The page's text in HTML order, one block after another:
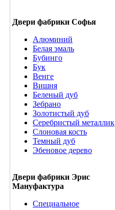
Двери фабрики Софья
Алюминий
Белая эмаль
Бубинго
Бук
Венге
Вишня
Беленый дуб
Зебрано
Золотистый дуб
Серебристый металлик
Слоновая кость
Темный дуб
Эбеновое дерево
Двери фабрики Эрис
Мануфактура
Специальное